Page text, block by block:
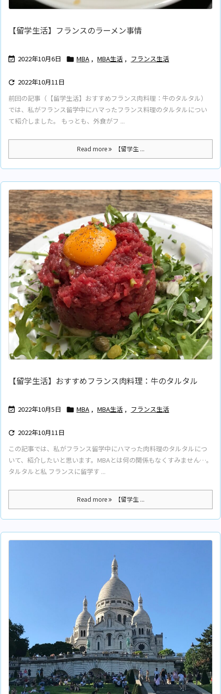
【留学生活】フランスのラーメン事情
 2022年10月6日  MBA , MBA生活 , フランス生活
 2022年10月11日
前回の記事（【留学生活】おすすめフランス肉料理：牛のタルタル）
では、私がフランス留学中にハマったフランス料理のタルタルについ
て紹介しました。 もっとも、外食がフ ...
Read more 【留学生 ...
【留学生活】おすすめフランス肉料理：牛のタルタル
 2022年10月5日  MBA , MBA生活 , フランス生活
 2022年10月11日
この記事では、私がフランス留学中にハマった肉料理のタルタルにつ
いて、紹介したいと思います。MBAとは何の関係もなくすみません…。
タルタルと私 フランスに留学す ...
Read more 【留学生 ...